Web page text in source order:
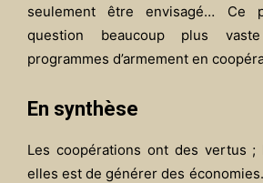
seulement être envisagé… Ce
question beaucoup plus
programmes d’armement en
En synthèse
Les coopérations ont des vertus ;
elles est de générer des